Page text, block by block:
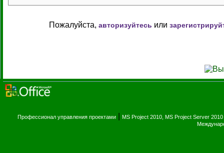
Пожалуйста, авторизуйтесь или
Профессионал управления проектами MS Project 2010, MS Project Server 2010